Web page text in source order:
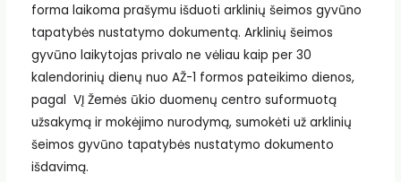
forma laikoma prašymu išduoti arklinių šeimos gyvūno
tapatybės nustatymo dokumentą. Arklinių šeimos
gyvūno laikytojas privalo ne vėliau kaip per 30
kalendorinių dienų nuo AŽ-1 formos pateikimo dienos,
pagal VĮ Žemės ūkio duomenų centro suformuotą
užsakymą ir mokėjimo nurodymą, sumokėti už arklinių
šeimos gyvūno tapatybės nustatymo dokumento
išdavimą.